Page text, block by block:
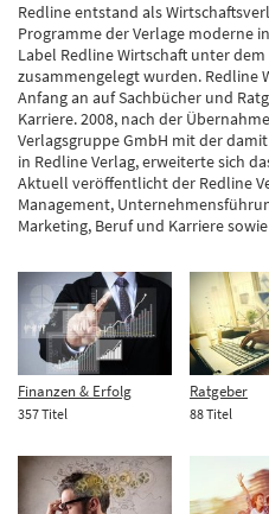
Redline entstand als
Programme der Verlage moderne
Label Redline Wirtschaft unter
zusammengelegt wurden. Redline
Anfang an auf Sachbücher und
Karriere. 2008, nach der
Verlagsgruppe GmbH mit der
in Redline Verlag, erweiterte sich
Aktuell veröffentlicht der Redline
Management,
Marketing, Beruf und Karriere
Finanzen & Erfolg
357 Titel
Ratgeber
88 Titel